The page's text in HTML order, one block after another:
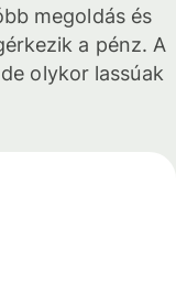
megoldás és
a pénz. A
olykor lassúak